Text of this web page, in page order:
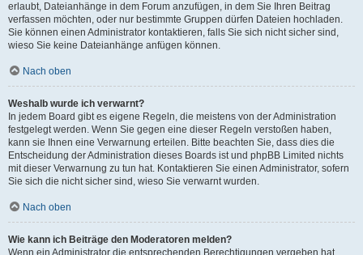
erlaubt, Dateianhänge in dem Forum anzufügen, in dem Sie Ihren Beitrag
verfassen möchten, oder nur bestimmte Gruppen dürfen Dateien hochladen.
Sie können einen Administrator kontaktieren, falls Sie sich nicht sicher sind,
wieso Sie keine Dateianhänge anfügen können.
Nach oben
Weshalb wurde ich verwarnt?
In jedem Board gibt es eigene Regeln, die meistens von der Administration
festgelegt werden. Wenn Sie gegen eine dieser Regeln verstoßen haben,
kann sie Ihnen eine Verwarnung erteilen. Bitte beachten Sie, dass dies die
Entscheidung der Administration dieses Boards ist und phpBB Limited nichts
mit dieser Verwarnung zu tun hat. Kontaktieren Sie einen Administrator, sofern
Sie sich die nicht sicher sind, wieso Sie verwarnt wurden.
Nach oben
Wie kann ich Beiträge den Moderatoren melden?
Wenn ein Administrator die entsprechenden Berechtigungen vergeben hat,